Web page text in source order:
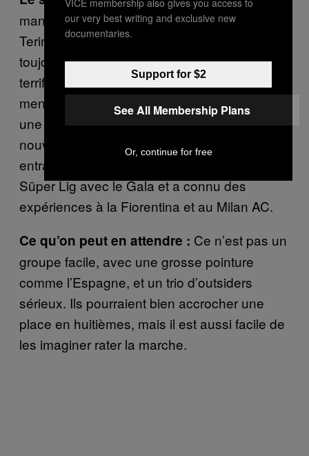
mandat à la tête de l’équipe nationale. Fatih
Terim, 60 ans, est un manager à l’ancienne
toujours bien fringué et avec une gueule
terrifiante. De l’école Galatasaray, il a d’abord
mené l’équipe nationale de 1993 à 1996, puis
une autre fois entre 2005 et 2009. Il est de
nouveau en poste depuis 2013. Comme
entraîneur de club, il a gagné six titres de
Süper Lig avec le Gala et a connu des
expériences à la Fiorentina et au Milan AC.
Ce qu’on peut en attendre : Ce n’est pas un
groupe facile, avec une grosse pointure
comme l’Espagne, et un trio d’outsiders
sérieux. Ils pourraient bien accrocher une
place en huitièmes, mais il est aussi facile de
les imaginer rater la marche.
our very best writing and exclusive new
documentaries.
Support for $2
See All Membership Plans
Or, continue for free